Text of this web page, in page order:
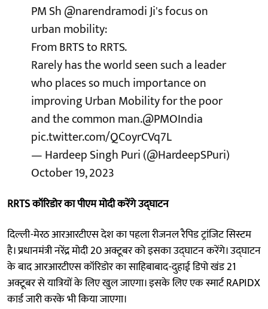
PM Sh@narendramodiJi's focus on
urban mobility:
From BRTS to RRTS.
Rarely has the world seen such a leader
who places so much importance on
improving Urban Mobility for the poor
and the common man.@PMOIndia
pic.twitter.com/QCoyrCVq7L
— Hardeep Singh Puri (@HardeepSPuri)
October 19, 2023
RRTS कॉरिडोर का पीएम मोदी करेंगे उद्घाटन
दिल्ली-मेरठ आरआरटीएस देश का पहला रीजनल रैपिड ट्रांजिट सिस्टम
है। प्रधानमंत्री नरेंद्र मोदी 20 अक्टूबर को इसका उद्घाटन करेंगे। उद्घाटन
के बाद आरआरटीएस कॉरिडोर का साहिबाबाद-दुहाई डिपो खंड 21
अक्टूबर से यात्रियों के लिए खुल जाएगा। इसके लिए एक स्मार्ट RAPIDX
कार्ड जारी करके भी किया जाएगा।